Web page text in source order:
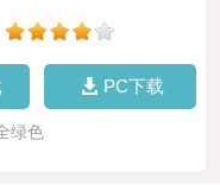
PC下载
绿色